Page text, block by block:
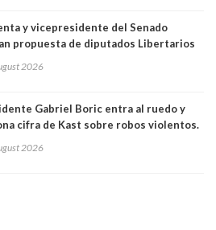
y vicepresidente del Senado
propuesta de diputados Libertarios
un camino equivocado"
2026
Gabriel Boric entra al ruedo y
cifra de Kast sobre robos violentos.
2026